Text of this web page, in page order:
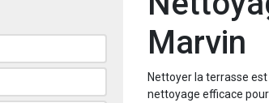
Marvin
Nettoyer la terrasse
nettoyage efficace